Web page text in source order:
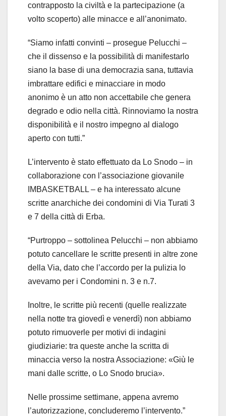
contrapposto la civiltà e la partecipazione (a
volto scoperto) alle minacce e all’anonimato.
“Siamo infatti convinti – prosegue Pelucchi –
che il dissenso e la possibilità di manifestarlo
siano la base di una democrazia sana, tuttavia
imbrattare edifici e minacciare in modo
anonimo è un atto non accettabile che genera
degrado e odio nella città. Rinnoviamo la nostra
disponibilità e il nostro impegno al dialogo
aperto con tutti.”
L’intervento è stato effettuato da Lo Snodo – in
collaborazione con l’associazione giovanile
IMBASKETBALL – e ha interessato alcune
scritte anarchiche dei condomini di Via Turati 3
e 7 della città di Erba.
“Purtroppo – sottolinea Pelucchi – non abbiamo
potuto cancellare le scritte presenti in altre zone
della Via, dato che l’accordo per la pulizia lo
avevamo per i Condomini n. 3 e n.7.
Inoltre, le scritte più recenti (quelle realizzate
nella notte tra giovedì e venerdì) non abbiamo
potuto rimuoverle per motivi di indagini
giudiziarie: tra queste anche la scritta di
minaccia verso la nostra Associazione: «Giù le
mani dalle scritte, o Lo Snodo brucia».
Nelle prossime settimane, appena avremo
l’autorizzazione, concluderemo l’intervento.”